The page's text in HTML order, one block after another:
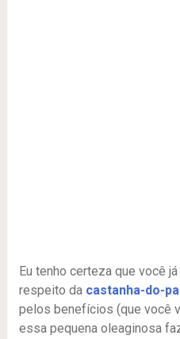
Eu tenho certeza que você
respeito da castanha-do-
pelos benefícios (que você
essa pequena oleaginosa